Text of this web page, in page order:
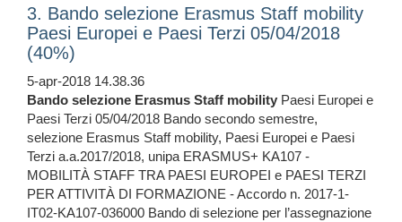
3. Bando selezione Erasmus Staff mobility
Paesi Europei e Paesi Terzi 05/04/2018
(40%)
5-apr-2018 14.38.36
Bando selezione Erasmus Staff mobility Paesi Europei e
Paesi Terzi 05/04/2018 Bando secondo semestre,
selezione Erasmus Staff mobility, Paesi Europei e Paesi
Terzi a.a.2017/2018, unipa ERASMUS+ KA107 -
MOBILITÀ STAFF TRA PAESI EUROPEI e PAESI TERZI
PER ATTIVITÀ DI FORMAZIONE - Accordo n. 2017-1-
IT02-KA107-036000 Bando di selezione per l’assegnazione